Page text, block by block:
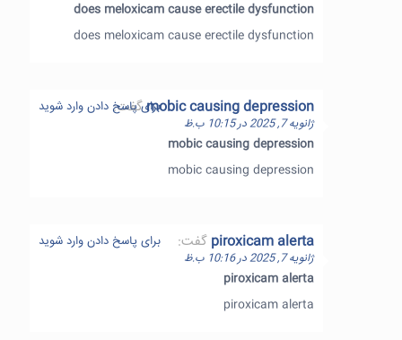
does meloxicam cause erectile dysfunction
does meloxicam cause erectile dysfunction
mobic causing depressionگفت:
ژانویه 7, 2025 در 10:15 ب.ظ
mobic causing depression
mobic causing depression
برای پاسخ دادن وارد شوید
piroxicam alerta گفت:
ژانویه 7, 2025 در 10:16 ب.ظ
piroxicam alerta
piroxicam alerta
برای پاسخ دادن وارد شوید